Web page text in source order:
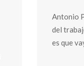
Antonio
del
es que